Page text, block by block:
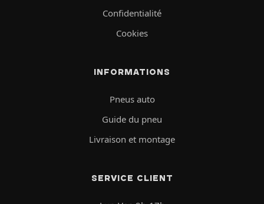
Confidentialité
Cookies
INFORMATIONS
Pneus auto
Guide du pneu
Livraison et montage
SERVICE CLIENT